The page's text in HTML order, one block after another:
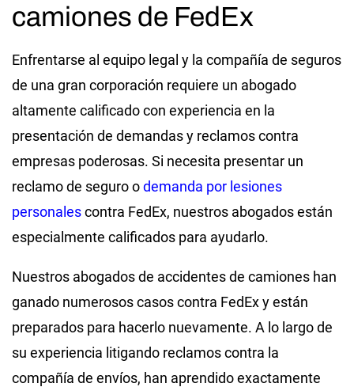
camiones de FedEx
Enfrentarse al equipo legal y la compañía de seguros
de una gran corporación requiere un abogado
altamente calificado con experiencia en la
presentación de demandas y reclamos contra
empresas poderosas. Si necesita presentar un
reclamo de seguro odemanda por lesiones
personalescontra FedEx, nuestros abogados están
especialmente calificados para ayudarlo.
Nuestros abogados de accidentes de camiones han
ganado numerosos casos contra FedEx y están
preparados para hacerlo nuevamente. A lo largo de
su experiencia litigando reclamos contra la
compañía de envíos, han aprendido exactamente